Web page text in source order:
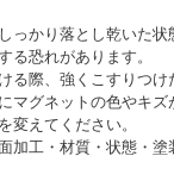
っかり落とし乾いた状
る恐れがあります。
る際、強くこすりつけ
マグネットの色やキ
変えてください。
加工・材質・状態・塗